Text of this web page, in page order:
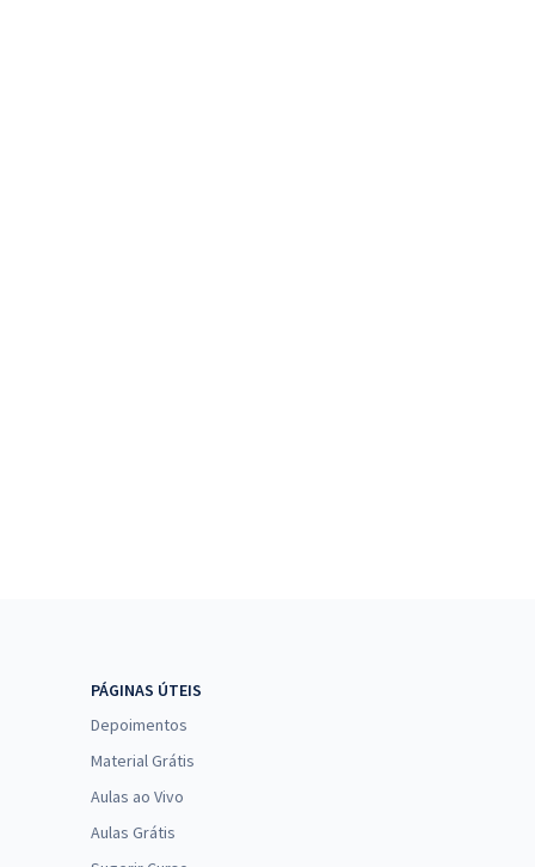
PÁGINAS ÚTEIS
Depoimentos
Material Grátis
Aulas ao Vivo
Aulas Grátis